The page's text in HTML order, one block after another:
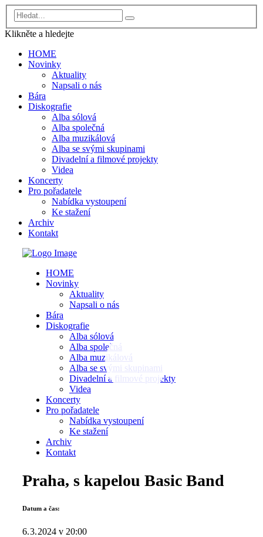
Klikněte a hledejte
HOME
Novinky
Aktuality
Napsali o nás
Bára
Diskografie
Alba sólová
Alba společná
Alba muzikálová
Alba se svými skupinami
Divadelní a filmové projekty
Videa
Koncerty
Pro pořadatele
Nabídka vystoupení
Ke stažení
Archiv
Kontakt
HOME
Novinky
Aktuality
Napsali o nás
Bára
Diskografie
Alba sólová
Alba společná
Alba muzikálová
Alba se svými skupinami
Divadelní a filmové projekty
Videa
Koncerty
Pro pořadatele
Nabídka vystoupení
Ke stažení
Archiv
Kontakt
Praha, s kapelou Basic Band
Datum a čas:
6. 3. 2024 v 20:00